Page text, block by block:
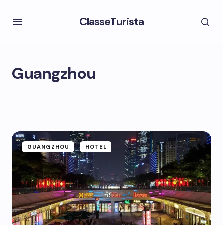
ClasseTurista
Guangzhou
GUANGZHOU HOTEL